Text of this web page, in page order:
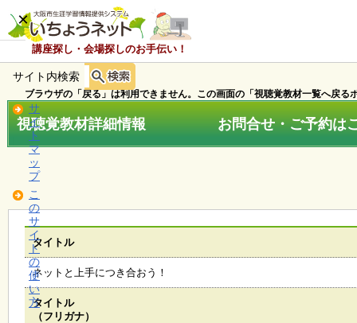
講座探し・会場探しのお手伝い！
×
ホ
ー
ム
知
ら
せ
講
座
・
イ
ベ
サイト内検索
サ
イ
ト
マ
ッ
プ
こ
の
サ
イ
ト
の
使
い
方
ブラウザの「戻る」は利用できません。この画面の「視聴覚教材一覧へ戻る
視聴覚教材詳細情報 お問合せ・ご予約はこ
タイトル
ネットと上手につき合おう！
タイトル
（フリガナ）